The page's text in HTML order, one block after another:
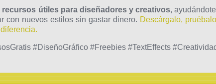
útiles para diseñadores y creativos,
con nuevos estilos sin gastar dinero. Descárgalo,
#DiseñoGráfico #Freebies #TextEffects